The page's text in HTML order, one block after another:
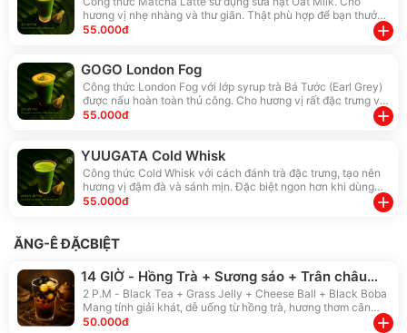
hương vị nhẹ nhàng và thư giãn. Thật phù hợp để bạn thưởng
thức mọi thời điểm trong ngày.
55.000đ add
GOGO London Fog
Công thức London Fog với lớp syrup trà Bá Tước (Earl Grey)
được nấu hoàn toàn thủ công. Cho hương vị rất đặc trưng và
cực kỳ thú vị. Đặc biệt ngon hơn khi sử dụng cùng lớp Kem
55.000đ add
YUUGATA Cold Whisk
Công thức Cold Whisk với cách đánh trà đặc trưng, tạo nên
hương vị đậm đà và sánh mịn. Đặc biệt ngon hơn khi dùng
cùng Khúc bạch truyền thống.
55.000đ add
ĂNG-Ê ĐẶCBIỆT
14 GIỜ - Hồng Trà + Sương sáo + Trân châu
đen + Phô mai viên
2 P.M - Black Tea + Grass Jelly + Cheese Ball + Black Boba
Mang tính giải khát, dễ uống từ hồng trà, hương thơm cân
bằng thanh mát.
50.000đ add